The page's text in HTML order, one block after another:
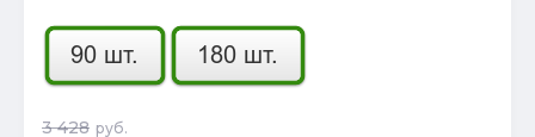
3 428 руб.